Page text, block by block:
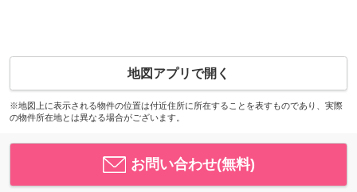
地図アプリで開く
※地図上に表示される物件の位置は付近住所に所在することを表すものであり、実際
の物件所在地とは異なる場合がございます。
お問い合わせ(無料)